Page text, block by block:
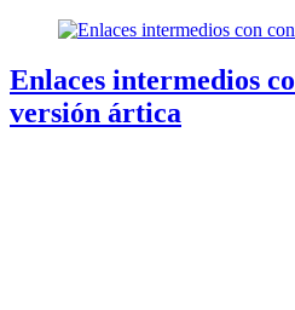
Enlaces intermedios
versión ártica